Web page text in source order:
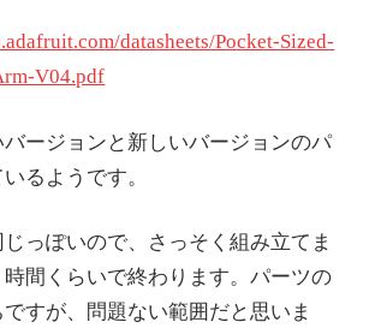
datasheets/Pocket-Sized-
V04.pdf
ージョンと新しいバージョンのパ
るようです。
っぽいので、さっそく組み立てま
時間くらいで終わります。パーツの
すが、問題ない範囲だと思いま